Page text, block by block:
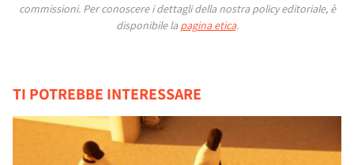
commissioni. Per conoscere i dettagli della nostra policy editoriale, è
disponibile la pagina etica.
TI POTREBBE INTERESSARE